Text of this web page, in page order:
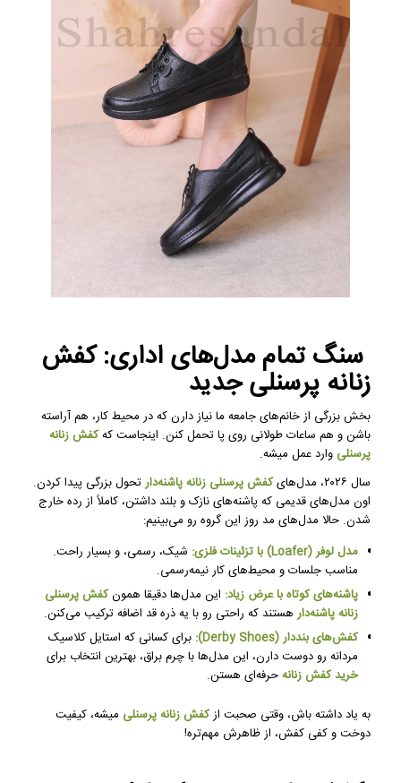
سنگ تمام مدل‌های اداری: کفش
زنانه پرسنلی جدید
بخش بزرگی از خانم‌های جامعه ما نیاز دارن که در محیط کار، هم آراسته
باشن و هم ساعات طولانی روی پا تحمل کنن. اینجاست کهکفش زنانه
پرسنلی وارد عمل میشه.
سال ۲۰۲۶، مدل‌های
کفش پرسنلی زنانه پاشنه‌دارتحول بزرگی پیدا کردن.
اون مدل‌های قدیمی که پاشنه‌های نازک و بلند داشتن، کاملاً از رده خارج
شدن. حالا مدل‌های مد روز این گروه رو می‌بینیم:
مدل لوفر (Loafer) با تزئینات فلزی:
شیک، رسمی، و بسیار راحت.
مناسب جلسات و محیط‌های کار نیمه‌رسمی.
پاشنه‌های کوتاه با عرض زیاد: این مدل‌ها دقیقا همونکفش پرسنلی
زنانه پاشنه‌دارهستند که راحتی رو با یه ذره قد اضافه ترکیب می‌کنن.
کفش‌های بنددار (Derby Shoes):
برای کسانی که استایل کلاسیک
مردانه رو دوست دارن، این مدل‌ها با چرم براق، بهترین انتخاب برای
خرید کفش زنانهحرفه‌ای هستن.
به یاد داشته باش، وقتی صحبت ازکفش زنانه پرسنلی میشه، کیفیت
دوخت و کفی کفش، از ظاهرش مهم‌تره!